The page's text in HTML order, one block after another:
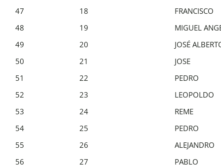
47
18
FRANCISCO
48
19
MIGUEL
49
20
JOSÉ
50
21
JOSE
51
22
PEDRO
52
23
LEOPOLDO
53
24
REME
54
25
PEDRO
55
26
ALEJANDRO
56
27
PABLO